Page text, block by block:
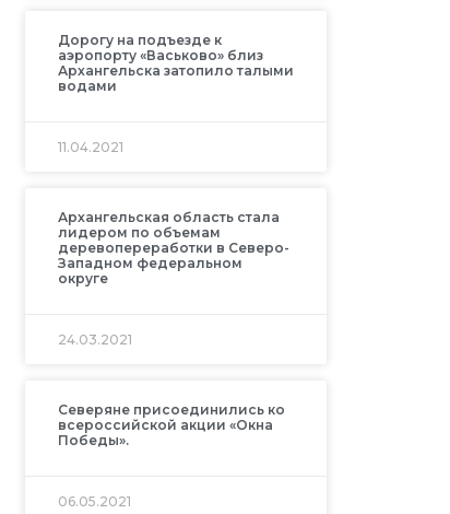
Дорогу на подъезде к
аэропорту «Васьково» близ
Архангельска затопило талыми
водами
11.04.2021
Архангельская область стала
лидером по объемам
деревопереработки в Северо-
Западном федеральном
округе
24.03.2021
Северяне присоединились ко
всероссийской акции «Окна
Победы».
06.05.2021